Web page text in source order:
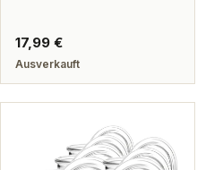
Regulärer
Preis
17,99 €
Ausverkauft